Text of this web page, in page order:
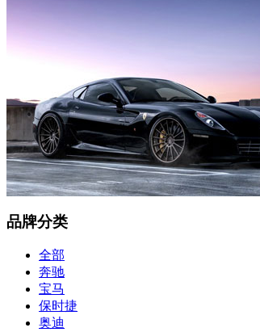
品牌分类
全部
奔驰
宝马
保时捷
奥迪